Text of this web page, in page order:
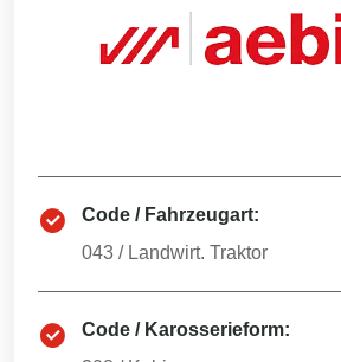
Code / Fahrzeugart:
043 / Landwirt. Traktor
Code / Karosserieform: